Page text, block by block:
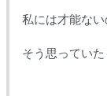
私には才能ない
そう思ってい